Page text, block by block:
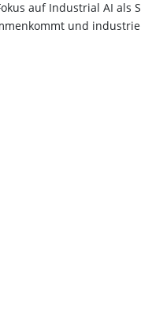
auf Industrial AI als
und